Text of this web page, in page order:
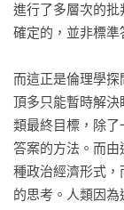
是，這部鉅作之
剖析人性的文學價
時隔半世紀，《
前瞻預言，資訊
能力，但人們的
影響的環境變遷
蘊，或能跨越時間
進行了多層次的
確定的，並非標準
而這正是倫理學探
頂多只能暫時解
類最終目標，除
答案的方法。而
種政治經濟形式
的思考。人類因